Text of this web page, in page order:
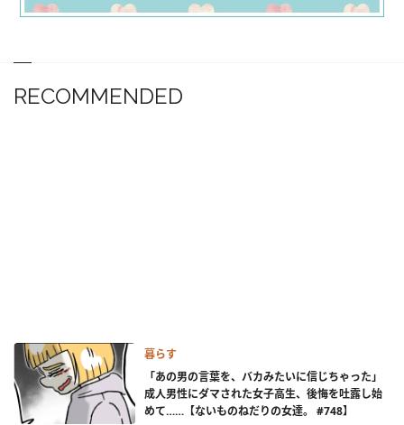
RECOMMENDED
暮らす
「あの男の言葉を、バカみたいに信じちゃった」
成人男性にダマされた女子高生、後悔を吐露し始
めて……【ないものねだりの女達。 #748】